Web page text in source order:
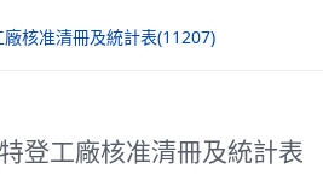
核准清冊及統計表(11207)
登工廠核准清冊及統計表